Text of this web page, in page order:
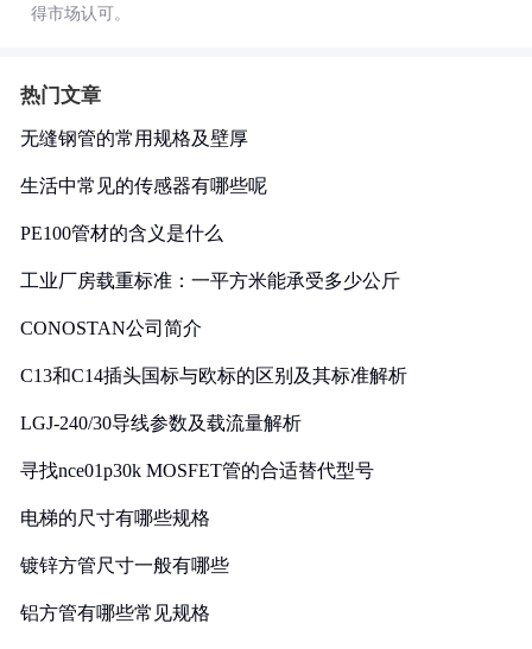
得市场认可。
热门文章
无缝钢管的常用规格及壁厚
生活中常见的传感器有哪些呢
PE100管材的含义是什么
工业厂房载重标准：一平方米能承受多少公斤
CONOSTAN公司简介
C13和C14插头国标与欧标的区别及其标准解析
LGJ-240/30导线参数及载流量解析
寻找nce01p30k MOSFET管的合适替代型号
电梯的尺寸有哪些规格
镀锌方管尺寸一般有哪些
铝方管有哪些常见规格